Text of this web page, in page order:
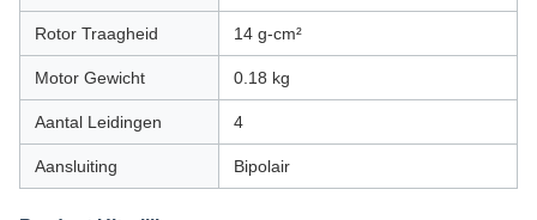
Rotor Traagheid 14 g-cm²
Motor Gewicht 0.18 kg
Aantal Leidingen 4
Aansluiting Bipolair